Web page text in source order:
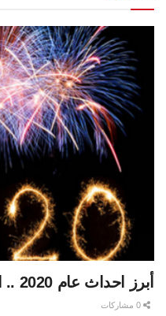
أبرز احداث عام 2020 .. الجزء الأول